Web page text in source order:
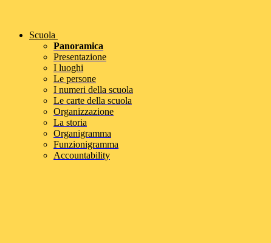
Scuola
Panoramica
Presentazione
I luoghi
Le persone
I numeri della scuola
Le carte della scuola
Organizzazione
La storia
Organigramma
Funzionigramma
Accountability